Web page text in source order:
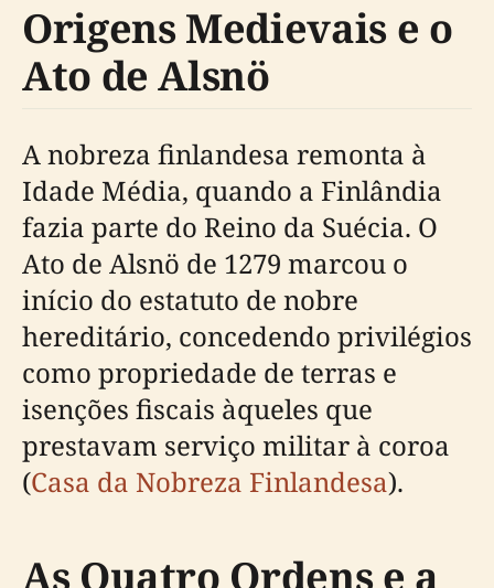
Origens Medievais e o
Ato de Alsnö
A nobreza finlandesa remonta à
Idade Média, quando a Finlândia
fazia parte do Reino da Suécia. O
Ato de Alsnö de 1279 marcou o
início do estatuto de nobre
hereditário, concedendo privilégios
como propriedade de terras e
isenções fiscais àqueles que
prestavam serviço militar à coroa
(Casa da Nobreza Finlandesa).
As Quatro Ordens e a